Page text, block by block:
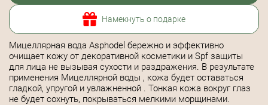
Намекнуть о подарке
Мицеллярная вода Asphodel бережно и эффективно
очищает кожу от декоративной косметики и Spf защиты
для лица не вызывая сухости и раздражения. В результате
применения Мицеллярной воды , кожа будет оставаться
гладкой, упругой и увлажненной . Тонкая кожа вокруг глаз
не будет сохнуть, покрываться мелкими морщинами.